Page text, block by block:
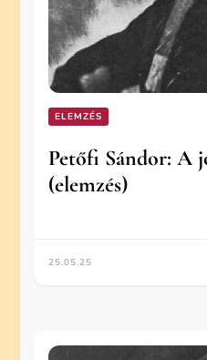
ELEMZÉS
Petőfi Sándor: A
(elemzés)
25.05.25